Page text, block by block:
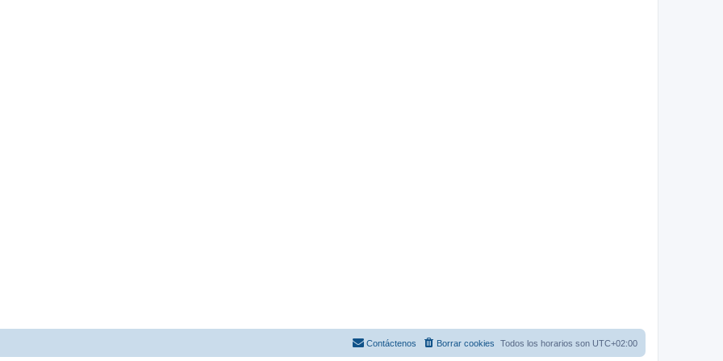
Todos los horarios son UTC+02:00
Borrar cookies
Contáctenos